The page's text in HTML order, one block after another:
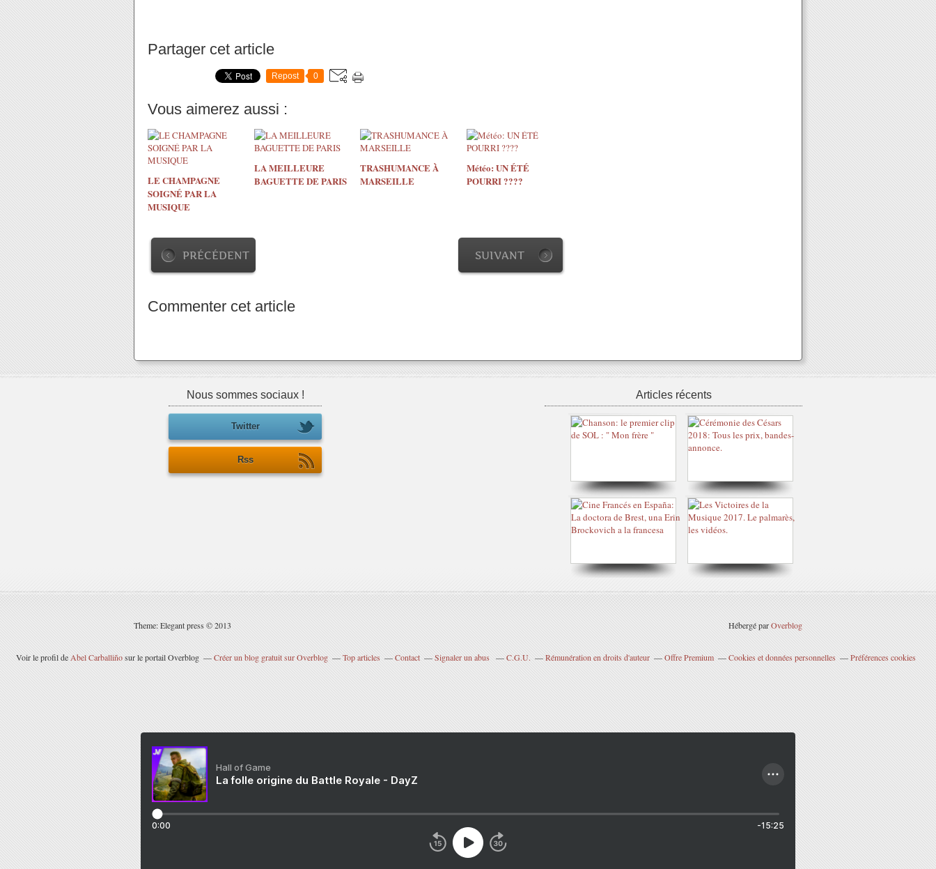
Partager cet article
Repost 0
Vous aimerez aussi :
LE CHAMPAGNE
SOIGNÉ PAR LA
MUSIQUE
LA MEILLEURE
BAGUETTE DE PARIS
TRASHUMANCE À
MARSEILLE
Météo: UN ÉTÉ
POURRI ????
PRÉCÉDENT SUIVANT
Commenter cet article
Nous sommes sociaux !
Twitter
Rss
Articles récents
Theme: Elegant press © 2013 Hébergé parOverblog
Voir le profil de Abel Carballiñosur le portail Overblog Créer un blog gratuit sur Overblog Top articles Contact Signaler un abus C.G.U. Rémunération en droits d'auteur Offre Premium Cookies et données personnelles Préférences cookies
Hall of Game
La folle origine du Battle Royale - DayZ
0:00 -15:25